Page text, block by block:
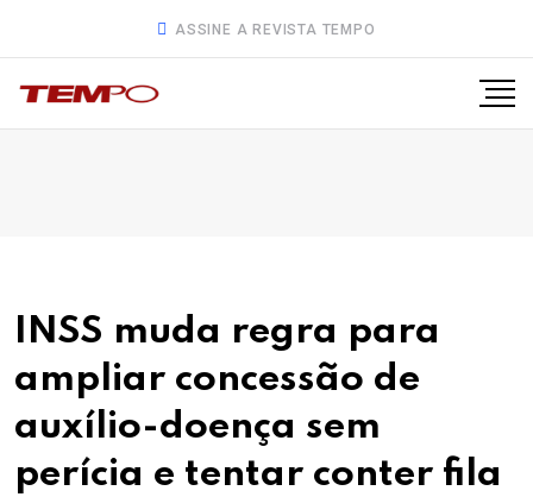
ASSINE A REVISTA TEMPO
INSS muda regra para
ampliar concessão de
auxílio-doença sem
perícia e tentar conter fila